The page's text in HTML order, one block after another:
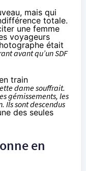
mais qui
totale.
une femme
voyageurs
était
avant qu’un SDF
train
dame souffrait.
gémissements, les
Ils sont descendus
des seules
en